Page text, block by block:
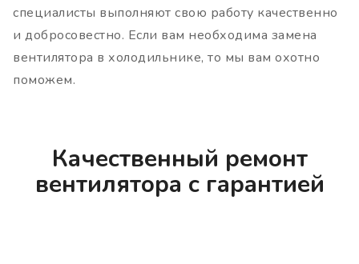
специалисты выполняют свою работу качественно
и добросовестно. Если вам необходима замена
вентилятора в холодильнике, то мы вам охотно
поможем.
Качественный ремонт
вентилятора с гарантией